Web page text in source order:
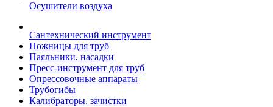
Осушители воздуха
Сантехнический инструмент
Ножницы для труб
Паяльники, насадки
Пресс-инструмент для труб
Опрессовочные аппараты
Трубогибы
Калибраторы, зачистки